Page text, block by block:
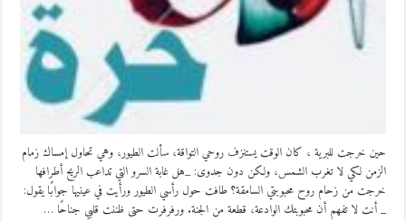
حين خرجت للبرية ، كان الوقت يستنزف روحي التواقة، سألت الطيور، وهي تحاول إمساك زمام
الزمن لكي لا تغرب الشمس، ولكن دون جدوى: _هل غابة السرو التي تداعب الريح أطرافها
خرجت من زحام روح محبوبتي السامقة؟ طافت حول رأسي الطيور ورأيت في عينيها جوابًا يقول:
_ أنت لا تفهم أن محبوبتك الوادعة، قطعة من الجنة. ورفرفرت حتى ظننت قلبي جناحًا …